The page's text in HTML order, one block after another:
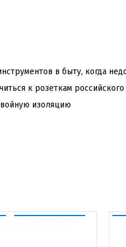
в быту, когда
к розеткам
изоляцию